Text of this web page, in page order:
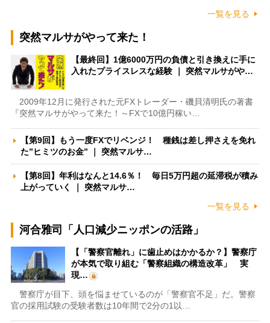
一覧を見る
突然マルサがやって来た！
【最終回】1億6000万円の負債と引き換えに手に
入れたプライスレスな経験 ｜ 突然マルサがや…
2009年12月に発行された元FXトレーダー・磯貝清明氏の著書
『突然マルサがやって来た！～FXで10億円稼い…
【第9回】もう一度FXでリベンジ！ 種銭は差し押さえを免れ
た”ヒミツのお金” ｜ 突然マルサ…
【第8回】年利はなんと14.6％！ 毎日5万円超の延滞税が積み
上がっていく ｜ 突然マルサ…
一覧を見る
河合雅司「人口減少ニッポンの活路」
【「警察官離れ」に歯止めはかかるか？】警察庁
が本気で取り組む「警察組織の構造改革」 実
現…
警察庁が目下、頭を悩ませているのが「警察官不足」だ。警察
官の採用試験の受験者数は10年間で2分の1以…